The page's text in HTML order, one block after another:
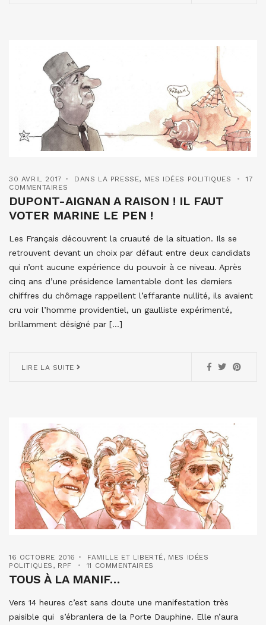
30 AVRIL 2017 DANS LA PRESSE, MES IDÉES POLITIQUES
17
COMMENTAIRES
DUPONT-AIGNAN A RAISON ! IL FAUT
VOTER MARINE LE PEN !
Les Français découvrent la cruauté de la situation. Ils se
retrouvent devant un choix par défaut entre deux candidats
qui n’ont aucune expérience du pouvoir à ce niveau. Après
cinq ans d’une présidence lamentable dont les derniers
chiffres du chômage rappellent l’effarante nullité, ils avaient
cru voir l’homme providentiel, un gaulliste expérimenté,
brillamment désigné par […]
LIRE LA SUITE
16 OCTOBRE 2016 FAMILLE ET LIBERTÉ, MES IDÉES
POLITIQUES , RPF 11 COMMENTAIRES
TOUS À LA MANIF…
Vers 14 heures c’est sans doute une manifestation très
paisible qui s’ébranlera de la Porte Dauphine. Elle n’aura